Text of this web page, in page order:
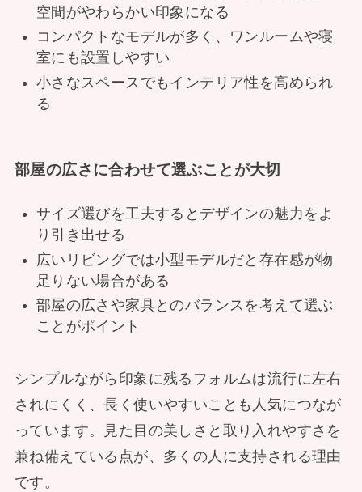
空間がやわらかい印象になる
コンパクトなモデルが多く、ワンルームや寝
室にも設置しやすい
小さなスペースでもインテリア性を高められ
る
部屋の広さに合わせて選ぶことが大切
サイズ選びを工夫するとデザインの魅力をよ
り引き出せる
広いリビングでは小型モデルだと存在感が物
足りない場合がある
部屋の広さや家具とのバランスを考えて選ぶ
ことがポイント
シンプルながら印象に残るフォルムは流行に左右
されにくく、長く使いやすいことも人気につなが
っています。見た目の美しさと取り入れやすさを
兼ね備えている点が、多くの人に支持される理由
です。